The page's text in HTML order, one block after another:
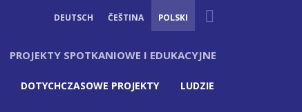
DEUTSCH ČEŠTINA POLSKI
PROJEKTY SPOTKANIOWE I EDUKACYJNE
DOTYCHCZASOWE PROJEKTY LUDZIE